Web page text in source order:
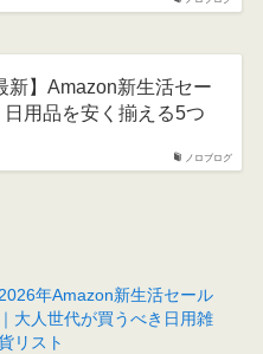
ノロブログ
新】Amazon新生活セー
日用品を安く揃える5つ
2026年Amazon新生活セール
｜大人世代が買うべき日用雑
リスト